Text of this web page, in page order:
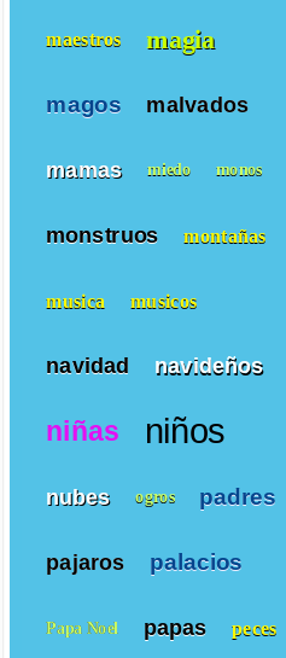
maestros magia
magos malvados
mamas miedo monos
monstruos montañas
musica musicos
navidad navideños
niñas niños
nubes ogros padres
pajaros palacios
Papa Noel papas peces